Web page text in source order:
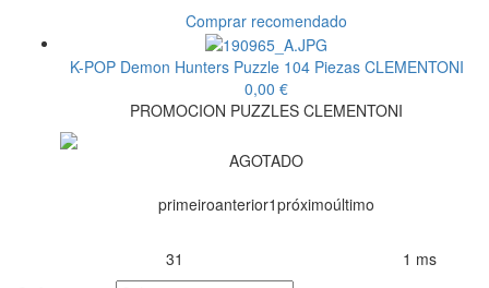
Comprar recomendado
K-POP Demon Hunters Puzzle 104 Piezas CLEMENTONI
0,00 €
PROMOCION PUZZLES CLEMENTONI
AGOTADO
primeiroanterior1próximoúltimo
31
1 ms